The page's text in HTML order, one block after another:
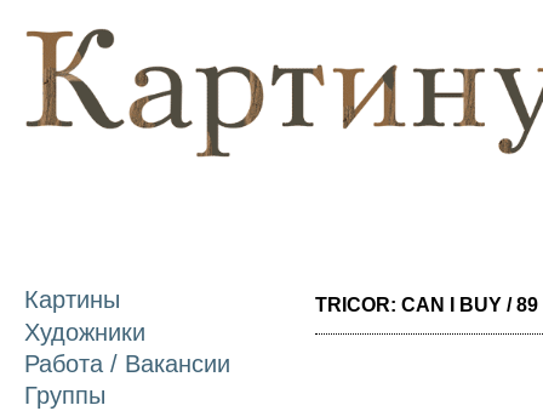
Картины
Художники
Работа / Вакансии
Группы
TRICOR: CAN I BUY / 89